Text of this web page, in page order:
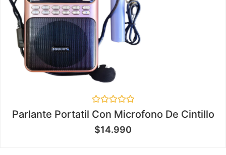
Valorado
en
0
de
Parlante Portatil Con Microfono De Cintillo
$14.990